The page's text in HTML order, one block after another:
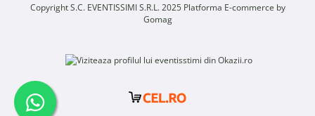
Copyright S.C. EVENTISSIMI S.R.L. 2025 Platforma E-commerce by
Gomag